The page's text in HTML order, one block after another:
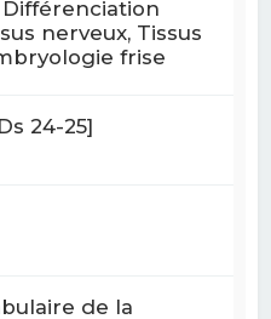
Différenciation
nerveux, Tissus
frise
24-25]
de la